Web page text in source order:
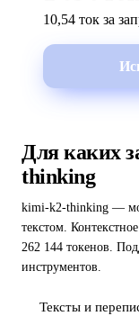
10,54 ток за
Для каких
thinking
kimi-k2-thinking —
текстом.
262 144 токенов.
инструментов.
Тексты и